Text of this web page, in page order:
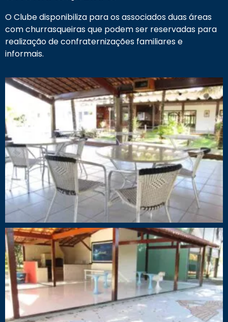
O Clube disponibiliza para os associados duas áreas
com churrasqueiras que podem ser reservadas para
realização de confraternizações familiares e
informais.